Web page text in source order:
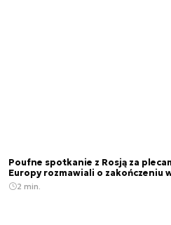
Poufne spotkanie z Rosją za
Europy rozmawiali o zakończeniu
2 min.